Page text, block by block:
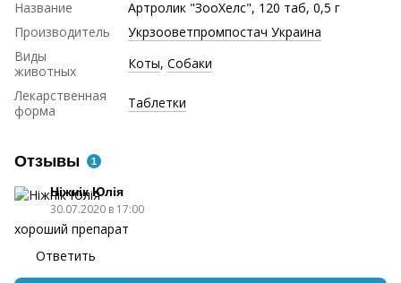
Название
Артролик "ЗооХелс", 120 таб, 0,5 г
Производитель
Укрзооветпромпостач Украина
Виды
животных
Коты, Собаки
Лекарственная
форма
Таблетки
Отзывы 1
Ніжнік Юлія
30.07.2020 в 17:00
хороший препарат
Ответить